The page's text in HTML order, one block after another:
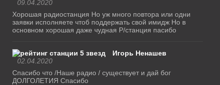
09.04.2020
Хорошая радиостанция Но уж много повтора или одни
заявки исполняете чтоб поддержать свой имидж Но в
основном хорошая даже чудная Р/станция пасибо
Игорь Ненашев
02.04.2020
Спасибо что /Наше радио / существует и дай бог
ДОЛГОЛЕТИЯ Спасибо